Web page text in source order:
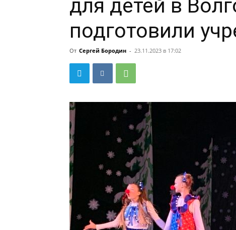
для детей в
подготовили
От Сергей Бородин - 23.11.2023 в 17:02